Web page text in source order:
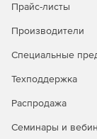
Доступна
интеграция
службами
Прайс-листы
Производители
Специальные
Техподдержка
Распродажа
Семинары и